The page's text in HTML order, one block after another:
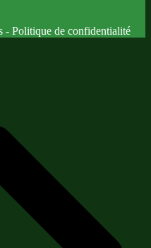
- Politique de confidentialité